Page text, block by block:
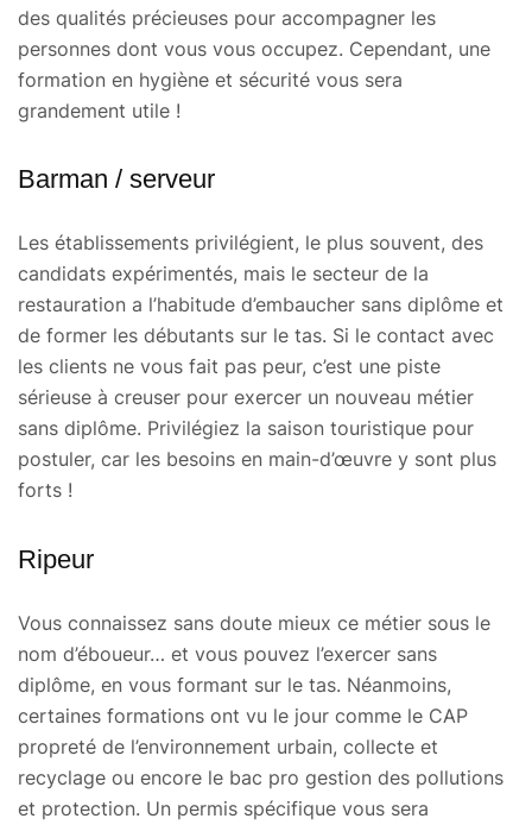
des qualités précieuses pour accompagner les
personnes dont vous vous occupez. Cependant, une
formation en hygiène et sécurité vous sera
grandement utile !
Barman / serveur
Les établissements privilégient, le plus souvent, des
candidats expérimentés, mais le secteur de la
restauration a l’habitude d’embaucher sans diplôme et
de former les débutants sur le tas. Si le contact avec
les clients ne vous fait pas peur, c’est une piste
sérieuse à creuser pour exercer un nouveau métier
sans diplôme. Privilégiez la saison touristique pour
postuler, car les besoins en main-d’œuvre y sont plus
forts !
Ripeur
Vous connaissez sans doute mieux ce métier sous le
nom d’éboueur… et vous pouvez l’exercer sans
diplôme, en vous formant sur le tas. Néanmoins,
certaines formations ont vu le jour comme le CAP
propreté de l’environnement urbain, collecte et
recyclage ou encore le bac pro gestion des pollutions
et protection. Un permis spécifique vous sera